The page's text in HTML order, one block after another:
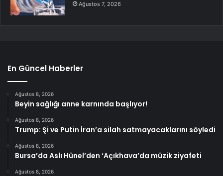
Ağustos 7, 2026
En Güncel Haberler
Ağustos 8, 2026
Beyin sağlığı anne karnında başlıyor!
Ağustos 8, 2026
Trump: Şi ve Putin İran’a silah satmayacaklarını söyledi
Ağustos 8, 2026
Bursa’da Aslı Hünel’den ‘Açıkhava’da müzik ziyafeti
Ağustos 8, 2026